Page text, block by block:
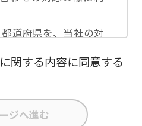
道府県を、当社の対
用いたします。
て集計分析を行い、
ます。
レス、会社名・組織
関する内容に同意する